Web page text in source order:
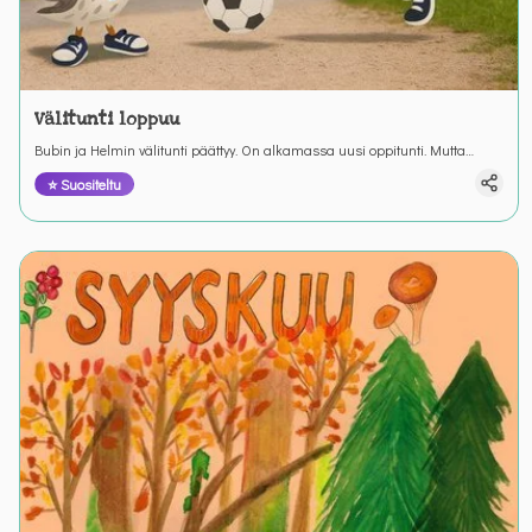
Välitunti loppuu
Bubin ja Helmin välitunti päättyy. On alkamassa uusi oppitunti. Mutta
entäpä nyt? Mitä Bubin pitää muistaa kun välitunti päättyy?
⭐ Suositeltu